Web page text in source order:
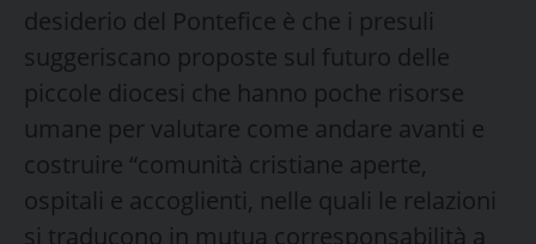
desiderio del Pontefice è che i presuli
suggeriscano proposte sul futuro delle
piccole diocesi che hanno poche risorse
umane per valutare come andare avanti e
costruire “comunità cristiane aperte,
ospitali e accoglienti, nelle quali le relazioni
si traducono in mutua corresponsabilità a